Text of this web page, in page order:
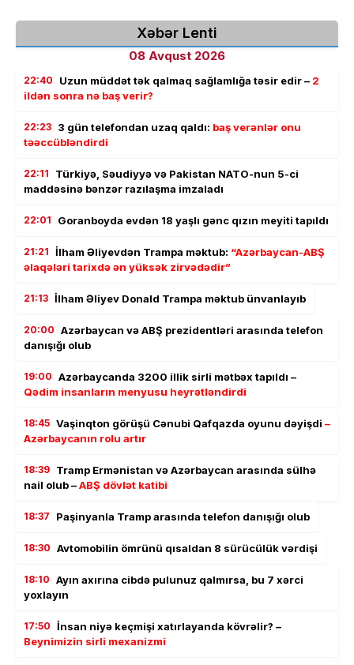
Xəbər Lenti
08 Avqust 2026
22:40 Uzun müddət tək qalmaq sağlamlığa təsir edir – 2
ildən sonra nə baş verir?
22:23 3 gün telefondan uzaq qaldı: baş verənlər onu
təəccübləndirdi
22:11
Türkiyə, Səudiyyə və Pakistan NATO-nun 5-ci
maddəsinə bənzər razılaşma imzaladı
22:01 Goranboyda evdən 18 yaşlı gənc qızın meyiti tapıldı
21:21 İlham Əliyevdən Trampa məktub: “Azərbaycan-ABŞ
əlaqələri tarixdə ən yüksək zirvədədir”
21:13 İlham Əliyev Donald Trampa məktub ünvanlayıb
20:00 Azərbaycan və ABŞ prezidentləri arasında telefon
danışığı olub
19:00 Azərbaycanda 3200 illik sirli mətbəx tapıldı –
Qədim insanların menyusu heyrətləndirdi
18:45 Vaşinqton görüşü Cənubi Qafqazda oyunu dəyişdi –
Azərbaycanın rolu artır
18:39 Tramp Ermənistan və Azərbaycan arasında sülhə
nail olub –ABŞ dövlət katibi
18:37 Paşinyanla Tramp arasında telefon danışığı olub
18:30 Avtomobilin ömrünü qısaldan 8 sürücülük vərdişi
18:10 Ayın axırına cibdə pulunuz qalmırsa, bu 7 xərci
yoxlayın
17:50 İnsan niyə keçmişi xatırlayanda kövrəlir? –
Beynimizin sirli mexanizmi